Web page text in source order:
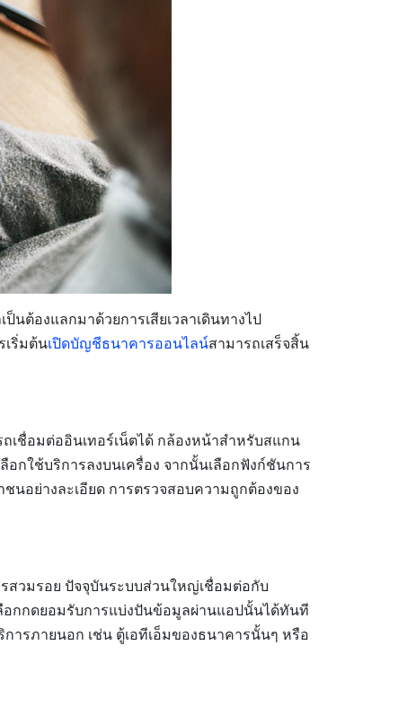
นต้องแลกมาด้วยการเสียเวลาเดินทางไป
เริ่มต้นเปิดบัญชีธนาคารออนไลน์สามารถเสร็จสิ้น
เชื่อมต่ออินเทอร์เน็ตได้ กล้องหน้าสำหรับสแกน
กใช้บริการลงบนเครื่อง จากนั้นเลือกฟังก์ชันการ
อย่างละเอียด การตรวจสอบความถูกต้องของ
วมรอย ปัจจุบันระบบส่วนใหญ่เชื่อมต่อกับ
อกกดยอมรับการแบ่งปันข้อมูลผ่านแอปนั้นได้ทันที
ารภายนอก เช่น ตู้เอทีเอ็มของธนาคารนั้นๆ หรือ